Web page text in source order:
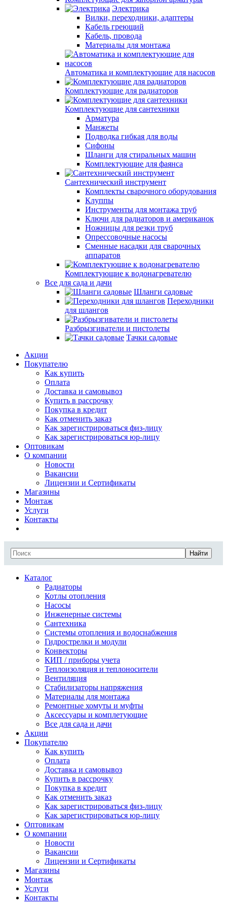
Электрика
Вилки, переходники, адаптеры
Кабель греющий
Кабель, провода
Материалы для монтажа
Автоматика и комплектующие для насосов
Комплектующие для радиаторов
Комплектующие для сантехники
Арматура
Манжеты
Подводка гибкая для воды
Сифоны
Шланги для стиральных машин
Комплектующие для фаянса
Сантехнический инструмент
Комплекты сварочного оборудования
Клуппы
Инструменты для монтажа труб
Ключи для радиаторов и американок
Ножницы для резки труб
Опрессовочные насосы
Сменные насадки для сварочных
аппаратов
Комплектующие к водонагревателю
Все для сада и дачи
Шланги садовые
Переходники
для шлангов
Разбрызгиватели и пистолеты
Тачки садовые
Акции
Покупателю
Как купить
Оплата
Доставка и самовывоз
Купить в рассрочку
Покупка в кредит
Как отменить заказ
Как зарегистрироваться физ-лицу
Как зарегистрироваться юр-лицу
Оптовикам
О компании
Новости
Вакансии
Лицензии и Сертификаты
Магазины
Монтаж
Услуги
Контакты
Найти
Каталог
Радиаторы
Котлы отопления
Насосы
Инженерные системы
Сантехника
Системы отопления и водоснабжения
Гидрострелки и модули
Конвекторы
КИП / приборы учета
Теплоизоляция и теплоносители
Вентиляция
Стабилизаторы напряжения
Материалы для монтажа
Ремонтные хомуты и муфты
Аксессуары и комплетующие
Все для сада и дачи
Акции
Покупателю
Как купить
Оплата
Доставка и самовывоз
Купить в рассрочку
Покупка в кредит
Как отменить заказ
Как зарегистрироваться физ-лицу
Как зарегистрироваться юр-лицу
Оптовикам
О компании
Новости
Вакансии
Лицензии и Сертификаты
Магазины
Монтаж
Услуги
Контакты